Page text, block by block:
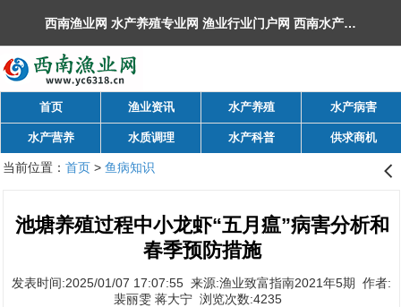
西南渔业网 水产养殖专业网 渔业行业门户网 ​西南水产网 丰祥渔业网 永川水花网，欢迎光临！
首页 渔业资讯 水产养殖 水产病害
水产营养 水质调理 水产科普 供求商机
当前位置： 首页> 鱼病知识 󰊒
池塘养殖过程中小龙虾“五月瘟”病害分析和
春季预防措施
发表时间:2025/01/07 17:07:55 来源:渔业致富指南2021年5期 作者:
裴丽雯 蒋大宁 浏览次数:4235